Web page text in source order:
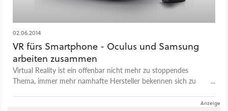
02.06.2014
VR fürs Smartphone - Oculus und Samsung
arbeiten zusammen
Virtual Reality ist ein offenbar nicht mehr zu stoppendes
Thema, immer mehr namhafte Hersteller bekennen sich zu